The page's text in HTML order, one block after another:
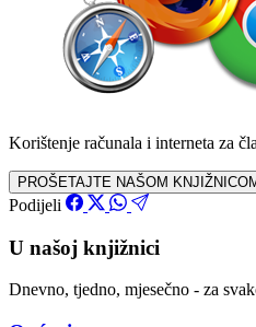
Korištenje računala i interneta za
PROŠETAJTE NAŠOM
Podijeli
U našoj knjižnici
Dnevno, tjedno, mjesečno - za